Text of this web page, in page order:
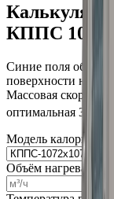
КППС
Синие поля
поверхности
Массовая скорость
оптимальная 3-5 кг/м
Модель калорифера
Объём